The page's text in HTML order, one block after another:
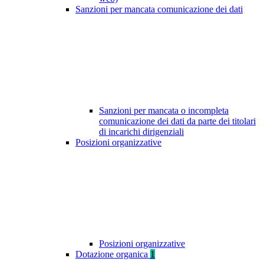
Sanzioni per mancata comunicazione dei dati
Sanzioni per mancata o incompleta
comunicazione dei dati da parte dei titolari
di incarichi dirigenziali
Posizioni organizzative
Posizioni organizzative
Dotazione organica 1